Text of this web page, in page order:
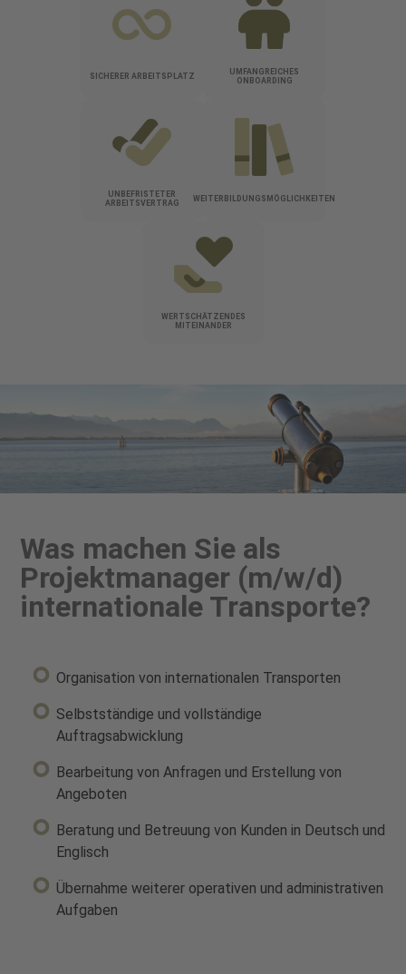
SICHERER ARBEITSPLATZ
UMFANGREICHES
ONBOARDING
UNBEFRISTETER
ARBEITSVERTRAG
WEITERBILDUNGSMÖGLICHKEITEN
WERTSCHÄTZENDES
MITEINANDER
Was machen Sie als
Projektmanager (m/w/d)
internationale Transporte?
Organisation von internationalen Transporten
Selbstständige und vollständige
Auftragsabwicklung
Bearbeitung von Anfragen und Erstellung von
Angeboten
Beratung und Betreuung von Kunden in Deutsch und
Englisch
Übernahme weiterer operativen und administrativen
Aufgaben